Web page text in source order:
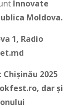
Innovate
Moldova.
1, Radio
2025
dar și